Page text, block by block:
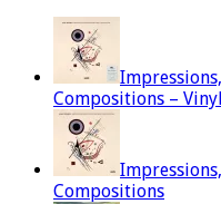
Compositions – Vinyl
Compositions